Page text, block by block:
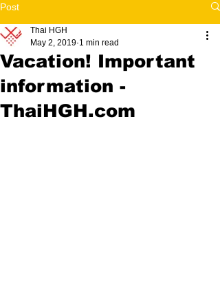
Post
Vacation! Important
information -
ThaiHGH.com
Thai HGH
May 2, 2019 1 min read